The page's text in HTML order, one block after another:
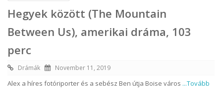
Hegyek között (The Mountain
Between Us), amerikai dráma, 103
perc
Drámák November 11, 2019
Alex a híres fotóriporter és a sebész Ben útja Boise város ...Tovább